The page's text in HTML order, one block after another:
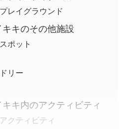
レイグラウンド
キのその他施設
ポット
リー
キ内のアクティビティ
クティビティ